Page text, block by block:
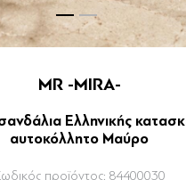
MR -MIRA-
Ελληνικής
αυτοκόλλητο Μαύρο
προϊόντος: 84400030